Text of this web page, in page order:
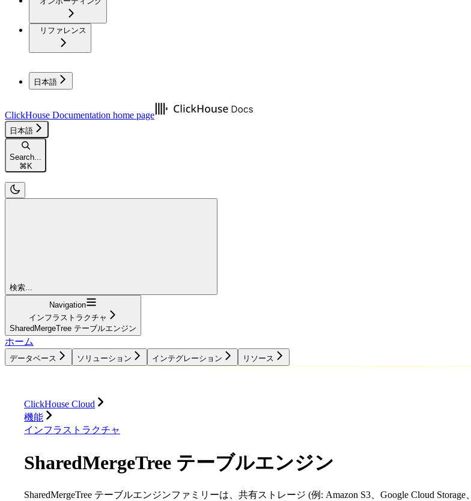
リファレンス
日本語
ClickHouse Documentation home page
日本語
Search...
⌘ K
検索...
Navigation
インフラストラクチャ
SharedMergeTree テーブルエンジン
ホーム
データベース ソリューション インテグレーション リソース
ClickHouse Cloud
機能
インフラストラクチャ
SharedMergeTree テーブルエンジン
SharedMergeTree テーブルエンジンファミリーは、共有ストレージ (例: Amazon S3、Google Cloud Storage、